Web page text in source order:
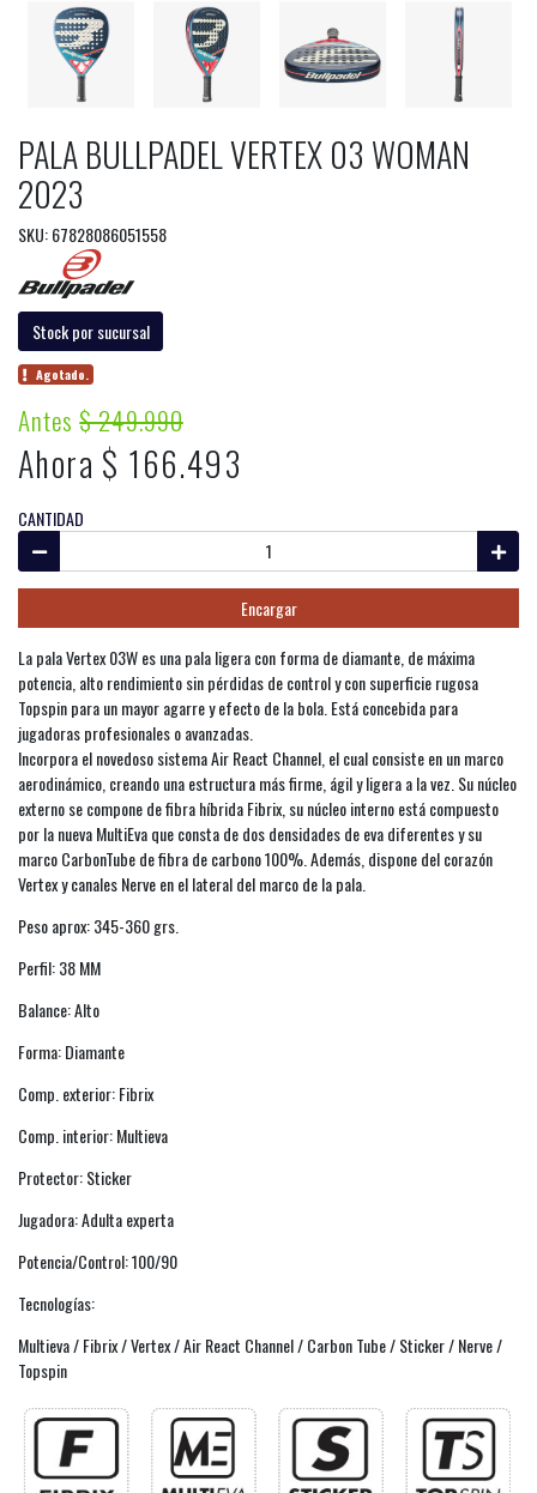
PALA BULLPADEL VERTEX 03 WOMAN
2023
SKU: 67828086051558
Stock por sucursal
Agotado.
Antes$ 249.990
Ahora $ 166.493
CANTIDAD
Encargar
La pala Vertex 03W es una pala ligera con forma de diamante, de máxima
potencia, alto rendimiento sin pérdidas de control y con superficie rugosa
Topspin para un mayor agarre y efecto de la bola. Está concebida para
jugadoras profesionales o avanzadas.
Incorpora el novedoso sistema Air React Channel, el cual consiste en un marco
aerodinámico, creando una estructura más firme, ágil y ligera a la vez. Su núcleo
externo se compone de fibra híbrida Fibrix, su núcleo interno está compuesto
por la nueva MultiEva que consta de dos densidades de eva diferentes y su
marco CarbonTube de fibra de carbono 100%. Además, dispone del corazón
Vertex y canales Nerve en el lateral del marco de la pala.
Peso aprox: 345-360 grs.
Perfil: 38 MM
Balance: Alto
Forma: Diamante
Comp. exterior: Fibrix
Comp. interior: Multieva
Protector: Sticker
Jugadora: Adulta experta
Potencia/Control: 100/90
Tecnologías:
Multieva / Fibrix / Vertex / Air React Channel / Carbon Tube / Sticker / Nerve /
Topspin